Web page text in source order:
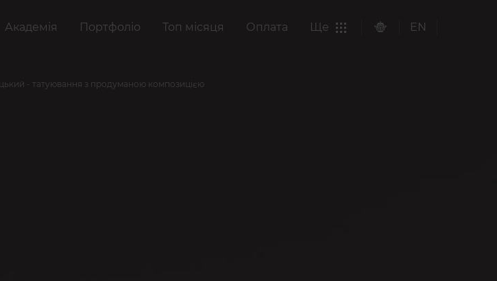
Академія Портфоліо Топ місяця Оплата Ще EN
- татуювання з продуманою композицією